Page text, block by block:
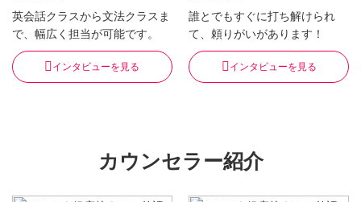
英会話クラスから文法クラスま
で、幅広く担当が可能です。
インタビューを見る
誰とでもすぐに打ち解けられ
て、頼りがいがあります！
インタビューを見る
カウンセラー紹介